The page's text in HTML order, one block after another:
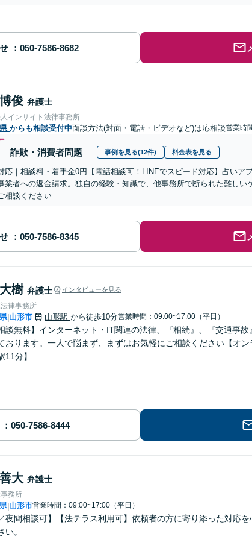
俊 弁護士
インサイト法律事務所
からも相談受付中面談方法(対面・電話・ビデオなど)は応相談営業時
詐欺・消費者問題 事例を見る(12件) 料金表を見る
応｜相談料・着手金0円【電話相談可！LINEでスピード対応】占いア
業者への返金請求。独自の経験・知識で、他事務所で断られた難し
相談ください
樹 弁護士 インタビューを見る
律事務所
|山形市 山形駅 から徒歩10分営業時間：09:00~17:00（平日）
談無料】インターネット・IT関連の法律、『相続』、『交通事
おります。一人で悩まず、まずはお気軽にご相談ください【オ
11分】
大 弁護士
務所
|山形市営業時間：09:00~17:00（平日）
夜間相談可】【法テラス利用可】依頼者の方に寄り添った対応
い。